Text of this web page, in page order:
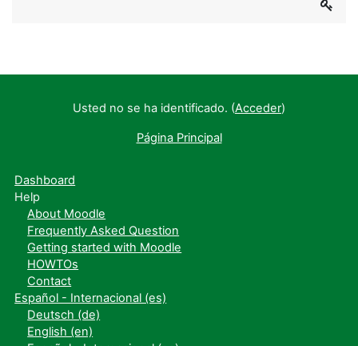
Usted no se ha identificado. (Acceder)
Página Principal
Dashboard
Help
About Moodle
Frequently Asked Question
Getting started with Moodle
HOWTOs
Contact
Español - Internacional ‎(es)‎
Deutsch ‎(de)‎
English ‎(en)‎